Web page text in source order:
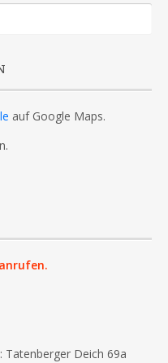
auf Google Maps.
Tatenberger Deich 69a